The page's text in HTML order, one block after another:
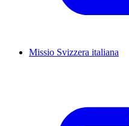
Missio Svizzera italiana